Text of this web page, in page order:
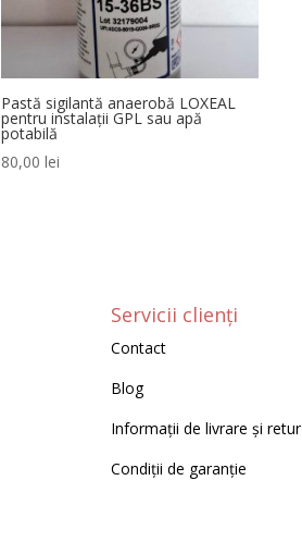
Pastă sigilantă anaerobă LOXEAL
pentru instalații GPL sau apă
potabilă
80,00lei
Servicii clienți
Contact
Blog
Informații de livrare și retur
Condiții de garanție